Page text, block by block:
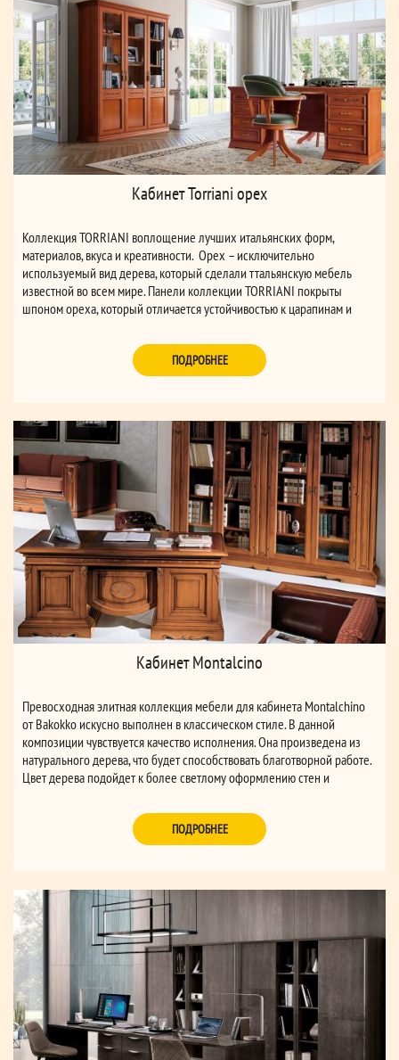
Кабинет Torriani орех
Коллекция TORRIANI воплощение лучших итальянских форм,
материалов, вкуса и креативности. Орех – исключительно
используемый вид дерева, который сделали ттальянскую мебель
известной во всем мире. Панели коллекции TORRIANI покрыты
шпоном ореха, который отличается устойчивостью к царапинам и
мотивами. Покрытие, имеющее мягкие и теплые, создает ‘вощеный’
эффект на поверхности, возвращая нас к лучшим традициям
итальянских краснодеревщиков.
ПОДРОБНЕЕ
Кабинет Montalcino
Превосходная элитная коллекция мебели для кабинета Montalchino
от Bakokko искусно выполнен в классическом стиле. В данной
композиции чувствуется качество исполнения. Она произведена из
натурального дерева, что будет способствовать благотворной работе.
Цвет дерева подойдет к более светлому оформлению стен и
ПОДРОБНЕЕ